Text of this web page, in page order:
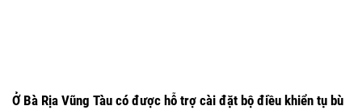
Ở Bà Rịa Vũng Tàu có được hỗ trợ cài đặt bộ điều khiển tụ bù